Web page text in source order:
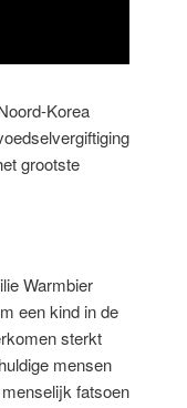
Korea
grootste
Warmbier
een kind in de
sterkt
mensen
fatsoen